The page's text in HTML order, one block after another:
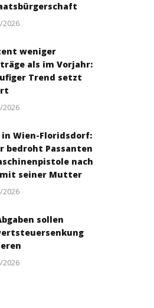
2026
weniger
als im Vorjahr:
Trend setzt
2026
in Wien-Floridsdorf:
bedroht Passanten
nach
seiner Mutter
2026
sollen
2026